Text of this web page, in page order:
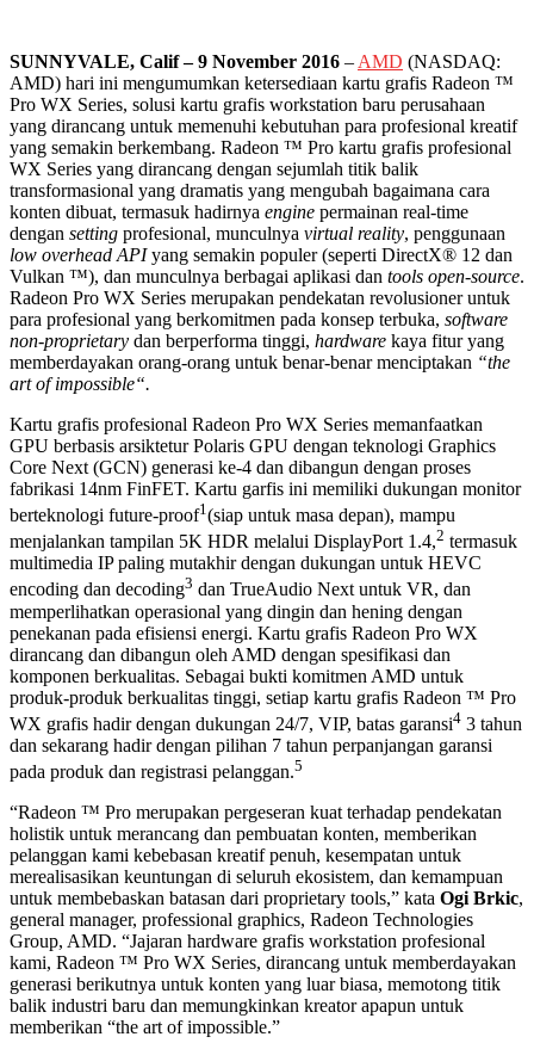
SUNNYVALE, Calif –9 November 2016 – AMD (NASDAQ:
AMD) hari ini mengumumkan ketersediaan kartu grafis Radeon ™
Pro WX Series, solusi kartu grafis workstation baru perusahaan
yang dirancang untuk memenuhi kebutuhan para profesional kreatif
yang semakin berkembang. Radeon ™ Pro kartu grafis profesional
WX Series yang dirancang dengan sejumlah titik balik
transformasional yang dramatis yang mengubah bagaimana cara
konten dibuat, termasuk hadirnya engine permainan real-time
dengan setting profesional, munculnya virtual reality, penggunaan
low overhead APIyang semakin populer (seperti DirectX® 12 dan
Vulkan ™), dan munculnya berbagai aplikasi dan tools open-source.
Radeon Pro WX Series merupakan pendekatan revolusioner untuk
para profesional yang berkomitmen pada konsep terbuka, software
non-proprietary dan berperforma tinggi, hardware kaya fitur yang
memberdayakan orang-orang untuk benar-benar menciptakan “the
art of impossible“.
Kartu grafis profesional Radeon Pro WX Series memanfaatkan
GPU berbasis arsiktetur Polaris GPU dengan teknologi Graphics
Core Next (GCN) generasi ke-4 dan dibangun dengan proses
fabrikasi 14nm FinFET. Kartu garfis ini memiliki dukungan monitor
berteknologi future-proof1 (siap untuk masa depan), mampu
menjalankan tampilan 5K HDR melalui DisplayPort 1.4,2 termasuk
multimedia IP paling mutakhir dengan dukungan untuk HEVC
encoding dan decoding3 dan TrueAudio Next untuk VR, dan
memperlihatkan operasional yang dingin dan hening dengan
penekanan pada efisiensi energi. Kartu grafis Radeon Pro WX
dirancang dan dibangun oleh AMD dengan spesifikasi dan
komponen berkualitas. Sebagai bukti komitmen AMD untuk
produk-produk berkualitas tinggi, setiap kartu grafis Radeon ™ Pro
WX grafis hadir dengan dukungan 24/7, VIP, batas garansi4 3 tahun
dan sekarang hadir dengan pilihan 7 tahun perpanjangan garansi
pada produk dan registrasi pelanggan.5
“Radeon ™ Pro merupakan pergeseran kuat terhadap pendekatan
holistik untuk merancang dan pembuatan konten, memberikan
pelanggan kami kebebasan kreatif penuh, kesempatan untuk
merealisasikan keuntungan di seluruh ekosistem, dan kemampuan
untuk membebaskan batasan dari proprietary tools,” kata Ogi Brkic,
general manager, professional graphics, Radeon Technologies
Group, AMD. “Jajaran hardware grafis workstation profesional
kami, Radeon ™ Pro WX Series, dirancang untuk memberdayakan
generasi berikutnya untuk konten yang luar biasa, memotong titik
balik industri baru dan memungkinkan kreator apapun untuk
memberikan “the art of impossible.”